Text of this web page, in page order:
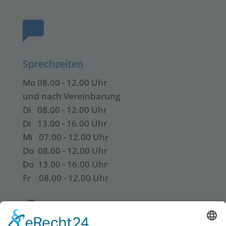
Sprechzeiten
Mo 08.00 - 12.00 Uhr
und nach Vereinbarung
Di 08.00 - 12.00 Uhr
Di 13.00 - 16.00 Uhr
Mi 07.00 - 12.00 Uhr
Do 08.00 - 12.00 Uhr
Do 13.00 - 16.00 Uhr
Fr 08.00 - 12.00 Uhr